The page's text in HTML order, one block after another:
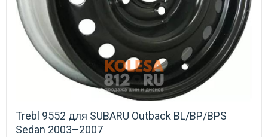
Trebl 9552 для SUBARU Outback BL/BP/BPS
Sedan 2003–2007